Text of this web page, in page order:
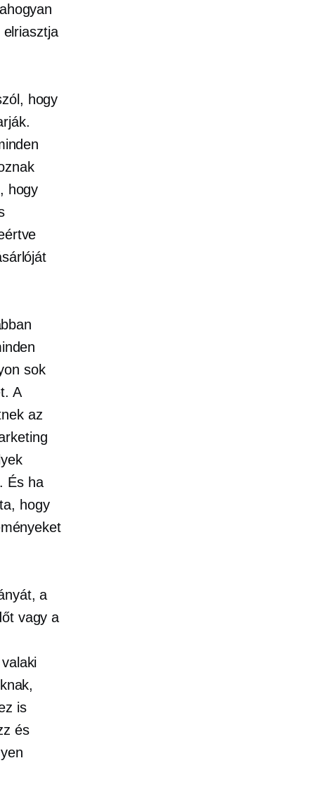
hogy
hogy
sok
A
az
És ha
hogy
a
vagy a
is
és